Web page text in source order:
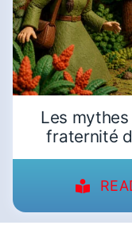
Les mythes
fraternité